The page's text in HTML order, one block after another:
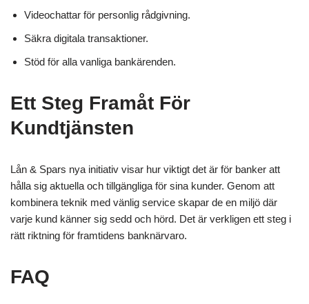
Videochattar för personlig rådgivning.
Säkra digitala transaktioner.
Stöd för alla vanliga bankärenden.
Ett Steg Framåt För
Kundtjänsten
Lån & Spars nya initiativ visar hur viktigt det är för banker att
hålla sig aktuella och tillgängliga för sina kunder. Genom att
kombinera teknik med vänlig service skapar de en miljö där
varje kund känner sig sedd och hörd. Det är verkligen ett steg i
rätt riktning för framtidens banknärvaro.
FAQ